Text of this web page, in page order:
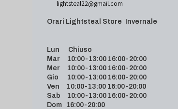
lightsteal22@gmail.com
Orari Lightsteal Store Invernale
Lun Chiuso
Mar 10:00-13:00 16:00-20:00
Mer 10:00-13:00 16:00-20:00
Gio 10:00-13:00 16:00-20:00
Ven 10:00-13:00 16:00-20:00
Sab 10:00-13:00 16:00-20:00
Dom 16:00-20:00